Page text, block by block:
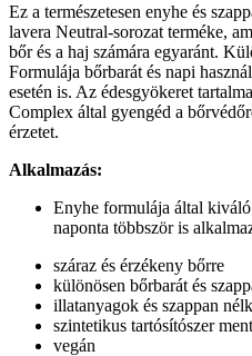
Ez a természetesen enyhe és
lavera Neutral-sorozat terméke,
bőr és a haj számára egyaránt.
Formulája bőrbarát és napi
esetén is. Az édesgyökeret
Complex által gyengéd a
érzetet.
Alkalmazás:
Enyhe formulája által
naponta többször is
száraz és érzékeny bőrre
különösen bőrbarát és
illatanyagok és szappan
szintetikus tartósítószer
vegán